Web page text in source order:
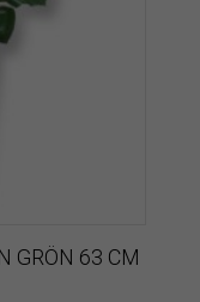
GRÖN 63 CM